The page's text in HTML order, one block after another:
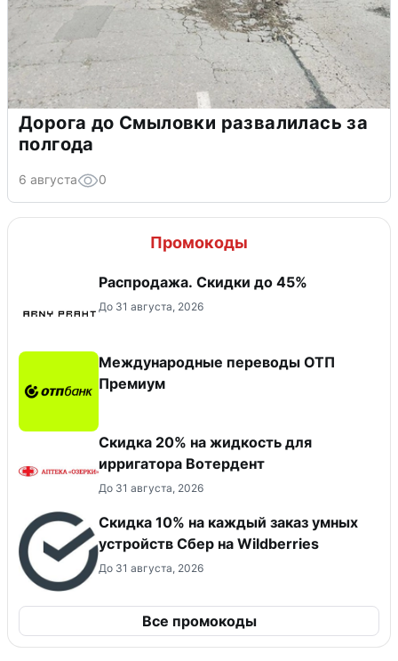
Дорога до Смыловки развалилась за
полгода
6 августа 0
Промокоды
Распродажа. Скидки до 45%
До 31 августа, 2026
Международные переводы ОТП
Премиум
Скидка 20% на жидкость для
ирригатора Вотердент
До 31 августа, 2026
Скидка 10% на каждый заказ умных
устройств Сбер на Wildberries
До 31 августа, 2026
Все промокоды